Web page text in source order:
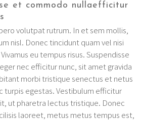
et commodo nullaefficitur
volutpat rutrum. In et sem mollis,
nisl. Donec tincidunt quam vel nisi
eu tempus risus. Suspendisse
nec efficitur nunc, sit amet gravida
morbi tristique senectus et netus
turpis egestas. Vestibulum efficitur
ut pharetra lectus tristique. Donec
laoreet, metus metus tempus est,